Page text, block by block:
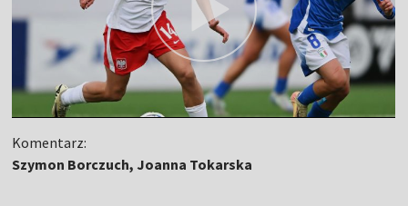
Komentarz:
Szymon Borczuch, Joanna Tokarska